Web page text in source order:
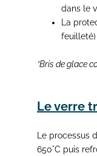
dans le
La
feuilleté)
*Bris de glace
Le verre
Le processus
650°C puis